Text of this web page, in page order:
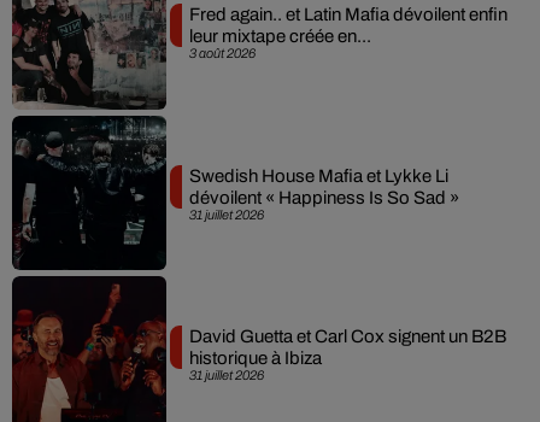
3 août 2026
Fred again.. et Latin Mafia dévoilent enfin
leur mixtape créée en...
31 juillet 2026
Swedish House Mafia et Lykke Li
dévoilent « Happiness Is So Sad »
31 juillet 2026
David Guetta et Carl Cox signent un B2B
historique à Ibiza